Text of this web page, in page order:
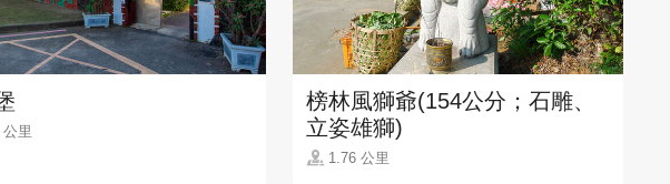
里
榜林風獅爺(154公分；石雕、
立姿雄獅)
1.76 公里